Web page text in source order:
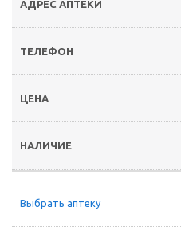
Выбрать аптеку